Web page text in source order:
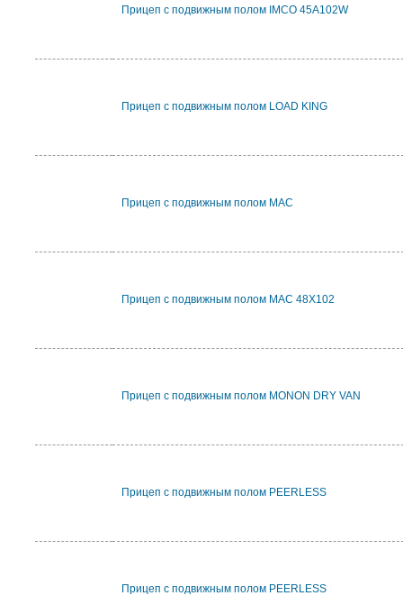
Прицеп с подвижным полом IMCO 45A102W
Прицеп с подвижным полом LOAD KING
Прицеп с подвижным полом MAC
Прицеп с подвижным полом MAC 48X102
Прицеп с подвижным полом MONON DRY VAN
Прицеп с подвижным полом PEERLESS
Прицеп с подвижным полом PEERLESS